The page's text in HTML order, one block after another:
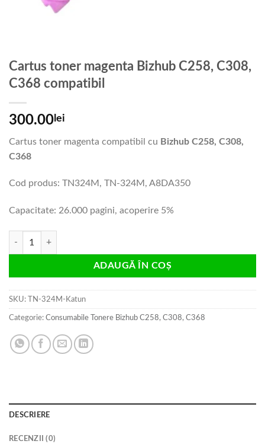
Cartus toner magenta Bizhub C258, C308,
C368 compatibil
300.00 lei
Cartus toner magenta compatibil cu Bizhub C258, C308,
C368
Cod produs: TN324M, TN-324M, A8DA350
Capacitate: 26.000 pagini, acoperire 5%
ADAUGĂ ÎN COȘ
SKU: TN-324M-Katun
Categorie: Consumabile Tonere Bizhub C258, C308, C368
DESCRIERE
RECENZII (0)